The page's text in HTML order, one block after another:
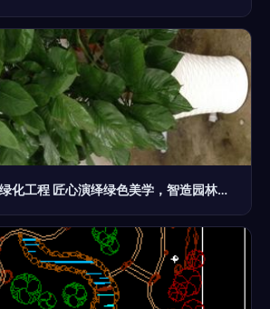
苏州工业园区新昌绿化工程 匠心演绎绿色美学，智造园林精品